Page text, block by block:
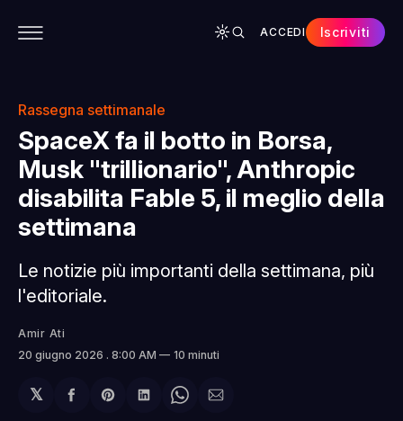
ACCEDI Iscriviti
Rassegna settimanale
SpaceX fa il botto in Borsa,
Musk "trillionario", Anthropic
disabilita Fable 5, il meglio della
settimana
Le notizie più importanti della settimana, più
l'editoriale.
Amir Ati
20 giugno 2026 . 8:00 AM 10 minuti
𝕏
Condividi
ShareCondividi
ShareCondividi